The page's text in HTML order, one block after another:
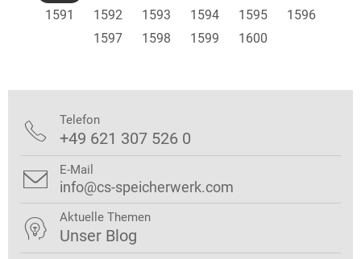
1591
1592 1593 1594 1595
1596
1597
1598 1599 1600
 Telefon
+49 621 307 526 0
 E-Mail
info@cs-speicherwerk.com
 Aktuelle Themen
Unser Blog